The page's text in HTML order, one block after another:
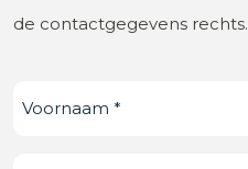
de contactgegevens rechts.
Voornaam (Vereist)